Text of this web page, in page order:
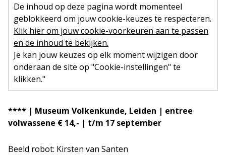
De inhoud op deze pagina wordt momenteel
geblokkeerd om jouw cookie-keuzes te respecteren.
Klik hier om jouw cookie-voorkeuren aan te passen
en de inhoud te bekijken.
Je kan jouw keuzes op elk moment wijzigen door
onderaan de site op "Cookie-instellingen" te
klikken."
**** | Museum Volkenkunde, Leiden | entree
volwassene € 14,- | t/m 17 september
Beeld robot: Kirsten van Santen